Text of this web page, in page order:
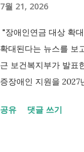
7월 21, 2026
"장애인연금 대상 확
확대된다는 뉴스를 보
근 보건복지부가 발표
증장애인 지원을
포함되면서 많은 분들
공유 댓글 쓰기